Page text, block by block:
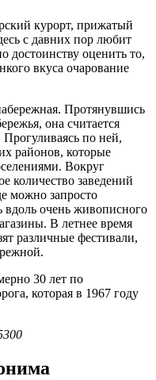
курорт, прижатый
с давних пор любит
достоинству оценить то,
вкуса очарование
Протянувшись
она считается
по ней,
районов, которые
Вокруг
количество заведений
можно запросто
вдоль очень живописного
В летнее время
различные фестивали,
30 лет по
которая в 1967 году